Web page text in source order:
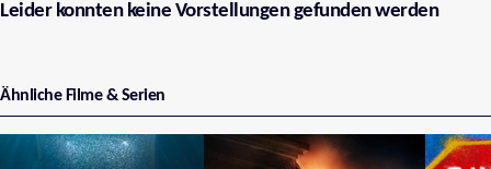
Leider konnten keine Vorstellungen gefunden werden
Ähnliche Filme & Serien